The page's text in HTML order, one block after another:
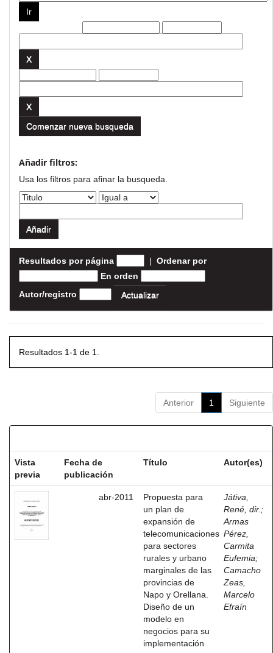
Comenzar nueva busqueda
Añadir filtros:
Usa los filtros para afinar la busqueda.
Resultados por página | Ordenar por
En orden
Autor/registro
Resultados 1-1 de 1.
Anterior 1 Siguiente
Vista
previa
Fecha de
publicación
Título Autor(es)
abr-2011
Propuesta para
un plan de
expansión de
telecomunicaciones
para sectores
rurales y urbano
marginales de las
provincias de
Napo y Orellana.
Diseño de un
modelo en
negocios para su
implementación
Játiva,
René, dir. ;
Armas
Pérez,
Carmita
Eufemia;
Camacho
Zeas,
Marcelo
Efraín